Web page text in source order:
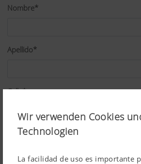
Wir verwenden Cookies
Technologien
La facilidad de uso es importante
Nombre*
Apellido*
Calle*
C. postal*